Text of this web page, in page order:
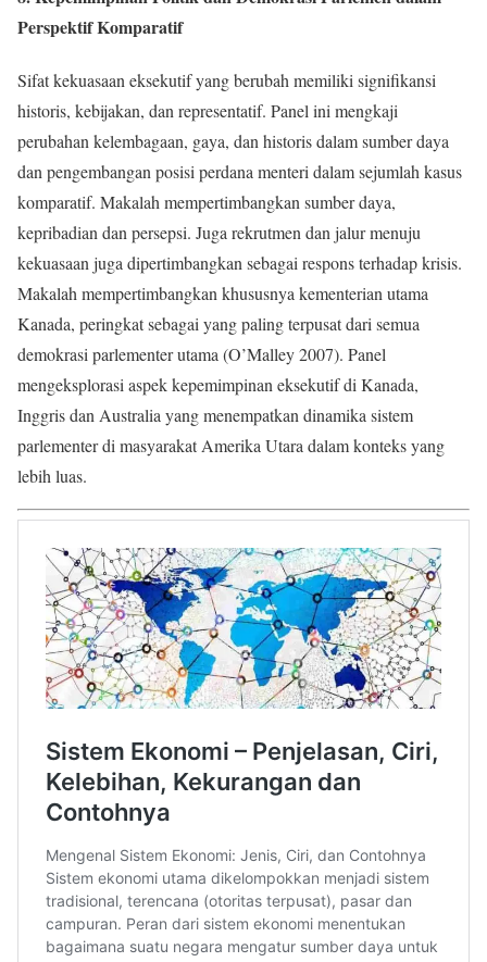
Perspektif Komparatif
Sifat kekuasaan eksekutif yang berubah memiliki signifikansi
historis, kebijakan, dan representatif. Panel ini mengkaji
perubahan kelembagaan, gaya, dan historis dalam sumber daya
dan pengembangan posisi perdana menteri dalam sejumlah kasus
komparatif. Makalah mempertimbangkan sumber daya,
kepribadian dan persepsi. Juga rekrutmen dan jalur menuju
kekuasaan juga dipertimbangkan sebagai respons terhadap krisis.
Makalah mempertimbangkan khususnya kementerian utama
Kanada, peringkat sebagai yang paling terpusat dari semua
demokrasi parlementer utama (O’Malley 2007). Panel
mengeksplorasi aspek kepemimpinan eksekutif di Kanada,
Inggris dan Australia yang menempatkan dinamika sistem
parlementer di masyarakat Amerika Utara dalam konteks yang
lebih luas.